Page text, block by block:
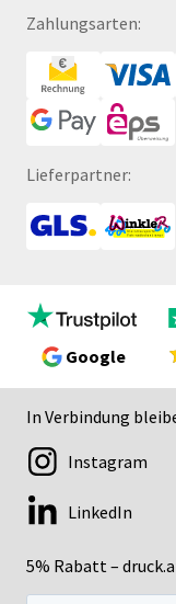
Zahlungsarten:
Lieferpartner:
Google
In Verbindung
5% Rabatt –
Instagram
LinkedIn